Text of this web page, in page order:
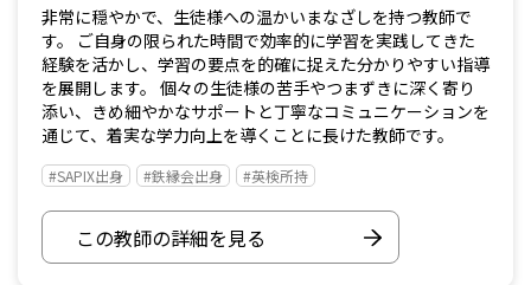
非常に穏やかで、生徒様への温かいまなざしを持つ教師で
す。 ご自身の限られた時間で効率的に学習を実践してきた
経験を活かし、学習の要点を的確に捉えた分かりやすい指導
を展開します。 個々の生徒様の苦手やつまずきに深く寄り
添い、きめ細やかなサポートと丁寧なコミュニケーションを
通じて、着実な学力向上を導くことに長けた教師です。
#SAPIX出身 #鉄縁会出身 #英検所持
この教師の詳細を見る